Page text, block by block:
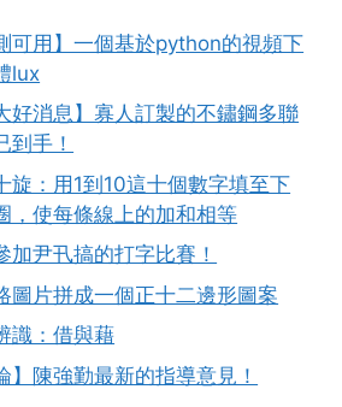
可用】一個基於python的視頻下
lux
好消息】寡人訂製的不鏽鋼多聯
到手！
旋：用1到10這十個數字填至下
，使每條線上的加和相等
加尹卂搞的打字比賽！
圖片拼成一個正十二邊形圖案
識：借與藉
】陳強勤最新的指導意見！